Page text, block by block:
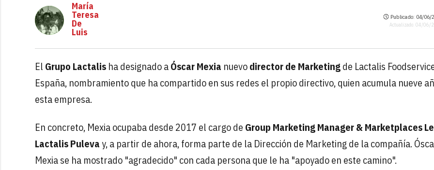
María
Teresa
De
Luis
Publicado: 04/06/
Actualizado: 04/06/
El Grupo Lactalis ha designado aÓscar Mexia nuevodirector de Marketingde Lactalis
España, nombramiento que ha compartido en sus redes el propio directivo, quien acumula nueve
esta empresa.
En concreto, Mexia ocupaba desde 2017 el cargo de Group Marketing Manager & Marketplaces
Lactalis Pulevay, a partir de ahora, forma parte de la Dirección de Marketing de la compañía.
Mexia se ha mostrado "agradecido" con cada persona que le ha "apoyado en este camino".